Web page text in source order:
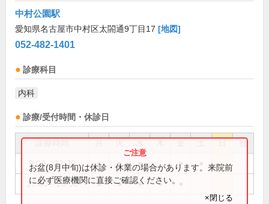
中村公園駅
愛知県名古屋市中村区太閤通9丁目17 [地図]
052-482-1401
診療科目
内科
診療/受付時間・休診日
祝
9:00～12:30 ● ● ● ●
17:00～20:00 ● ● ● ●
お盆(8月中旬)は休診・休業の場合があります。来院前
に必ず医療機関に直接ご確認ください。
×閉じる